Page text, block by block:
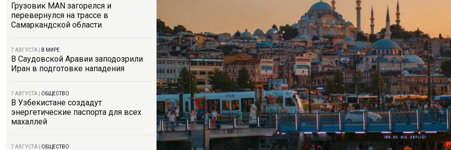
Грузовик MAN загорелся и
перевернулся на трассе в
Самаркандской области
7 АВГУСТА В МИРЕ
В Саудовской Аравии заподозрили
Иран в подготовке нападения
7 АВГУСТА ОБЩЕСТВО
В Узбекистане создадут
энергетические паспорта для всех
махаллей
7 АВГУСТА ОБЩЕСТВО